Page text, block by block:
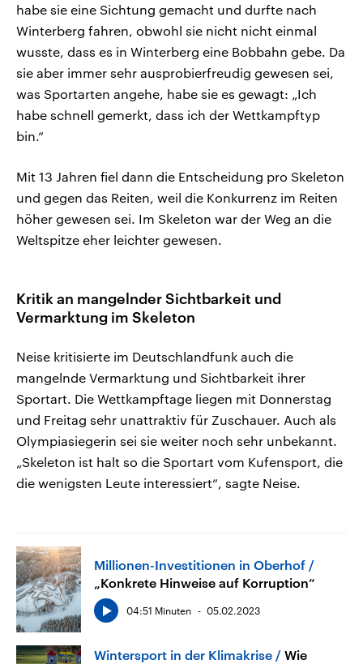
habe sie eine Sichtung gemacht und durfte nach
Winterberg fahren, obwohl sie nicht nicht einmal
wusste, dass es in Winterberg eine Bobbahn gebe. Da
sie aber immer sehr ausprobierfreudig gewesen sei,
was Sportarten angehe, habe sie es gewagt: „Ich
habe schnell gemerkt, dass ich der Wettkampftyp
bin.“
Mit 13 Jahren fiel dann die Entscheidung pro Skeleton
und gegen das Reiten, weil die Konkurrenz im Reiten
höher gewesen sei. Im Skeleton war der Weg an die
Weltspitze eher leichter gewesen.
Kritik an mangelnder Sichtbarkeit und
Vermarktung im Skeleton
Neise kritisierte im Deutschlandfunk auch die
mangelnde Vermarktung und Sichtbarkeit ihrer
Sportart. Die Wettkampftage liegen mit Donnerstag
und Freitag sehr unattraktiv für Zuschauer. Auch als
Olympiasiegerin sei sie weiter noch sehr unbekannt.
„Skeleton ist halt so die Sportart vom Kufensport, die
die wenigsten Leute interessiert“, sagte Neise.
Millionen-Investitionen in Oberhof
„Konkrete Hinweise auf Korruption“
04:51 Minuten 05.02.2023
Wintersport in der Klimakrise
Wie